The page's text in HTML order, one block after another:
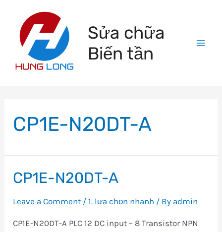
content
Sửa chữa
Biến tần
CP1E-N20DT-A
CP1E-N20DT-A
Leave a Comment /1. lựa chọn nhanh / By admin
CP1E-N20DT-A PLC 12 DC input – 8 Transistor NPN